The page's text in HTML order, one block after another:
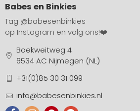
Babes en Binkies
Tag @babesenbinkies
op Instagram en volg ons!❤️
Boekweitweg 4
6534 AC Nijmegen (NL)
+31(0)85 30 31 099
info@babesenbinkies.nl